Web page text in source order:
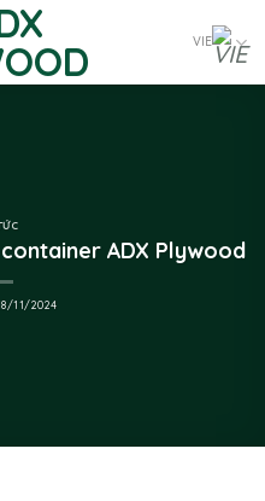
VIE
ADX Plywood
11/2024